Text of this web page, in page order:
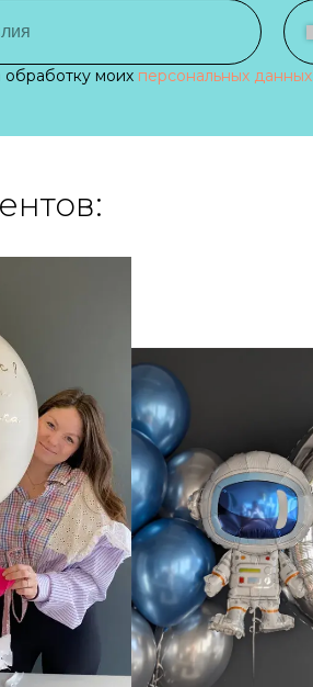
моих персональных данных